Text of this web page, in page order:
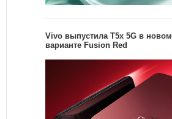
Vivo выпустила T5x 5G в
варианте Fusion Red